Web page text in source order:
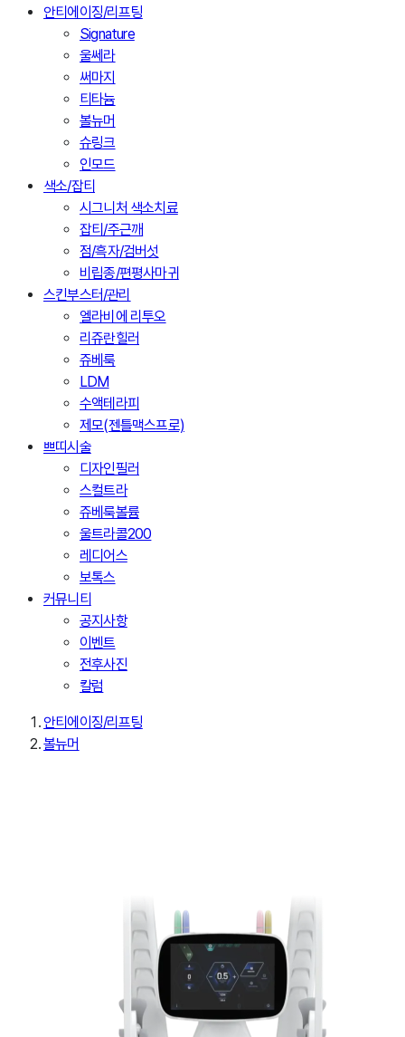
안티에이징/리프팅
Signature
울쎄라
써마지
티타늄
볼뉴머
슈링크
인모드
색소/잡티
시그니처 색소치료
잡티/주근깨
점/흑자/검버섯
비립종/편평사마귀
스킨부스터/관리
엘라비에 리투오
리쥬란힐러
쥬베룩
LDM
수액테라피
제모(젠틀맥스프로)
쁘띠시술
디자인필러
스컬트라
쥬베룩볼륨
울트라콜200
레디어스
보톡스
커뮤니티
공지사항
이벤트
전후사진
칼럼
안티에이징/리프팅
볼뉴머